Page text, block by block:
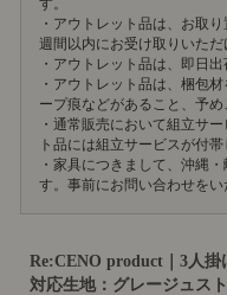
・アウトレット品は、お取
週間以内にお受け取りいただ
・アウトレット品は、即日
・アウトレット品は、梱包
ープ痕などがあること、予め
・通常販売において組立サ
ト品には組立サービスが付
・家具につきまして、沖縄
す。事前にお問い合わせをい
Re:CENO product｜3人
対応生地：グレージュスト